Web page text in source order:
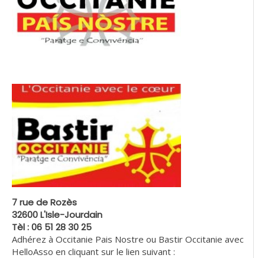
7 rue de Rozès
32600 L'Isle-Jourdain
Tèl : 06 51 28 30 25
Adhérez à Occitanie Pais Nostre ou Bastir Occitanie avec
HelloAsso en cliquant sur le lien suivant :